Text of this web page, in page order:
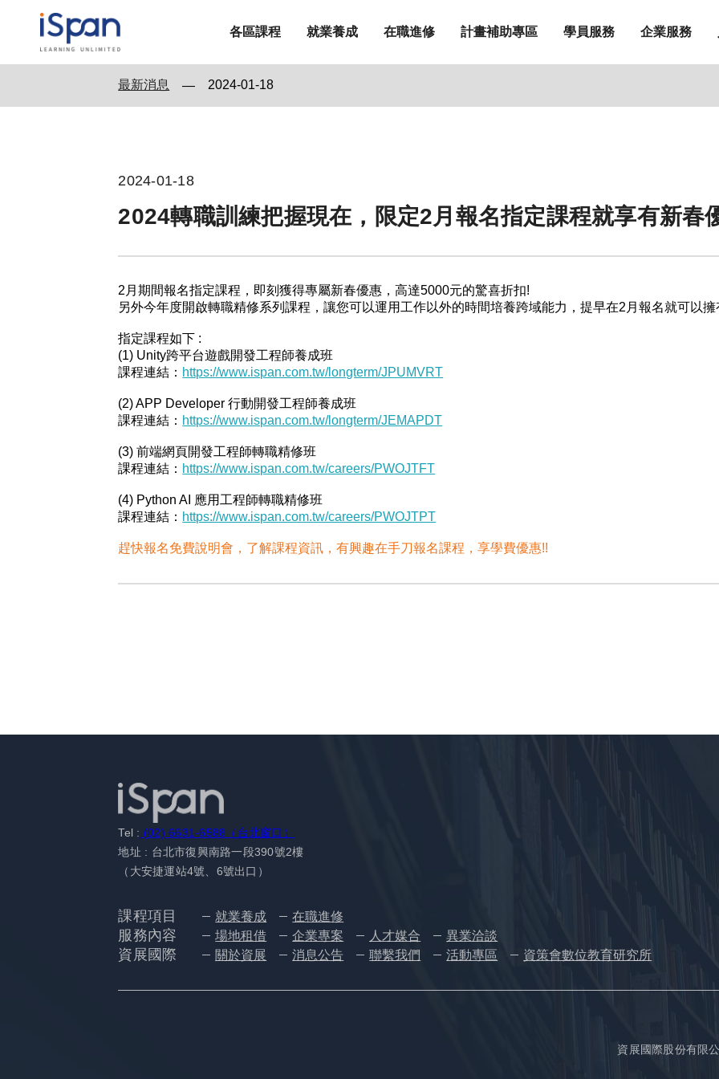
各區課程 就業養成 在職進修 計畫補助專區 學員服務 企業服務
最新消息 — 2024-01-18
2024-01-18
2024轉職訓練把握現在，限定2月報名指定課程就享有新春
2月期間報名指定課程，即刻獲得專屬新春優惠，高達5000元的驚喜折扣!
另外今年度開啟轉職精修系列課程，讓您可以運用工作以外的時間培養跨域能力，提早在2月報名就可以擁
指定課程如下 :
(1) Unity跨平台遊戲開發工程師養成班
課程連結： https://www.ispan.com.tw/longterm/JPUMVRT
(2) APP Developer 行動開發工程師養成班
課程連結： https://www.ispan.com.tw/longterm/JEMAPDT
(3) 前端網頁開發工程師轉職精修班
課程連結： https://www.ispan.com.tw/careers/PWOJTFT
(4) Python AI 應用工程師轉職精修班
課程連結： https://www.ispan.com.tw/careers/PWOJTPT
趕快報名免費說明會，了解課程資訊，有興趣在手刀報名課程，享學費優惠!!
Tel : (02) 6631-6588（台北窗口）
地址 : 台北市復興南路一段390號2樓
（大安捷運站4號、6號出口）
課程項目 就業養成 在職進修
服務內容 場地租借 企業專案 人才媒合 異業洽談
資展國際 關於資展 消息公告 聯繫我們 活動專區 資策會數位教育研究所
資展國際股份有限